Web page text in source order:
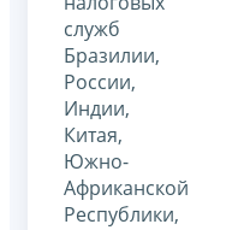
служб
Бразилии,
России,
Индии,
Китая,
Южно-
Африканской
Республики,